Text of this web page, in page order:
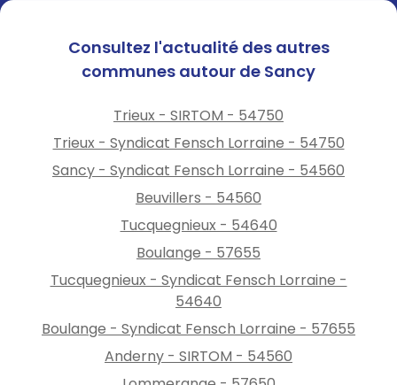
Consultez l'actualité des autres
communes autour de Sancy
Trieux - SIRTOM - 54750
Trieux - Syndicat Fensch Lorraine - 54750
Sancy - Syndicat Fensch Lorraine - 54560
Beuvillers - 54560
Tucquegnieux - 54640
Boulange - 57655
Tucquegnieux - Syndicat Fensch Lorraine -
54640
Boulange - Syndicat Fensch Lorraine - 57655
Anderny - SIRTOM - 54560